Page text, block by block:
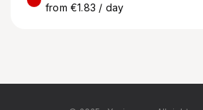
from €1.83 / day